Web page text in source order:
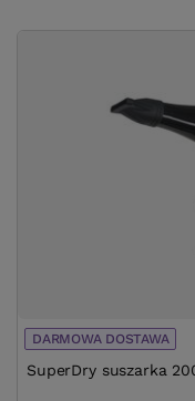
DARMOWA DOSTAWA
SuperDry suszarka